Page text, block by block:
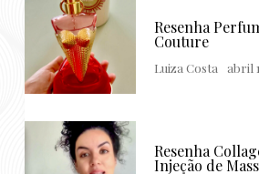
Resenha
Couture
Luiza Costa abril
Resenha
Injeção de